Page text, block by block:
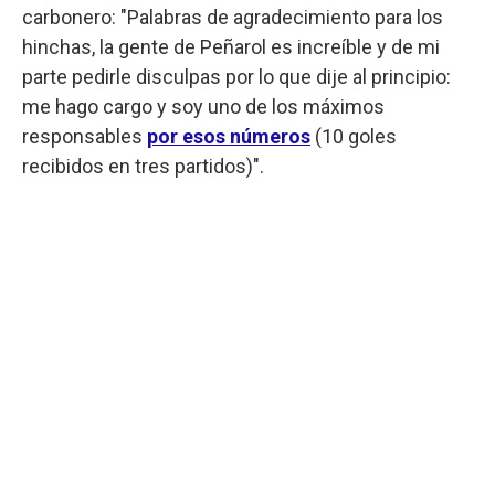
carbonero: "Palabras de agradecimiento para los
hinchas, la gente de Peñarol es increíble y de mi
parte pedirle disculpas por lo que dije al principio:
me hago cargo y soy uno de los máximos
responsables por esos números (10 goles
recibidos en tres partidos)".